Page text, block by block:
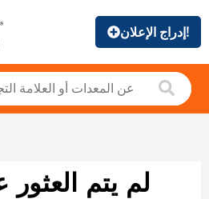
إدراج الإعلان!
لم يتم